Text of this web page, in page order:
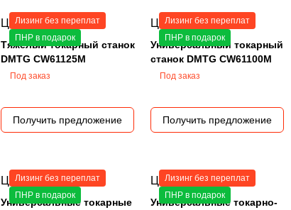
Лизинг без переплат
ПНР в подарок
Цена по запросу
Тяжелый токарный станок
DMTG CW61125M
Под заказ
Получить предложение
Лизинг без переплат
ПНР в подарок
Цена по запросу
Универсальный токарный
станок DMTG CW61100M
Под заказ
Получить предложение
Лизинг без переплат
ПНР в подарок
Цена по запросу
Универсальные токарные
Лизинг без переплат
ПНР в подарок
Цена по запросу
Универсальные токарно-